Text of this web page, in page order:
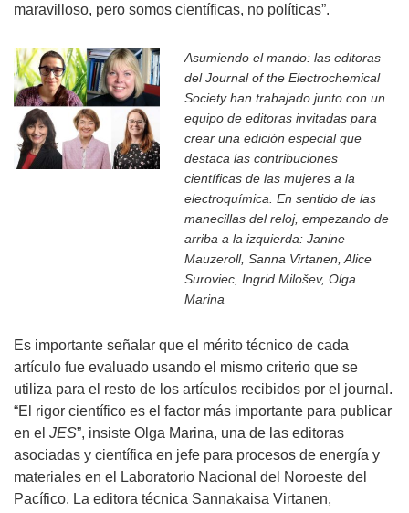
maravilloso, pero somos científicas, no políticas”.
Asumiendo el mando: las editoras
del Journal of the Electrochemical
Society han trabajado junto con un
equipo de editoras invitadas para
crear una edición especial que
destaca las contribuciones
científicas de las mujeres a la
electroquímica. En sentido de las
manecillas del reloj, empezando de
arriba a la izquierda: Janine
Mauzeroll, Sanna Virtanen, Alice
Suroviec, Ingrid Milošev, Olga
Marina
Es importante señalar que el mérito técnico de cada
artículo fue evaluado usando el mismo criterio que se
utiliza para el resto de los artículos recibidos por el journal.
“El rigor científico es el factor más importante para publicar
en el JES”, insiste Olga Marina, una de las editoras
asociadas y científica en jefe para procesos de energía y
materiales en el Laboratorio Nacional del Noroeste del
Pacífico. La editora técnica Sannakaisa Virtanen,